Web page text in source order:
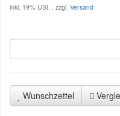
inkl. 19% USt. , zzgl. Versand
Wunschzettel